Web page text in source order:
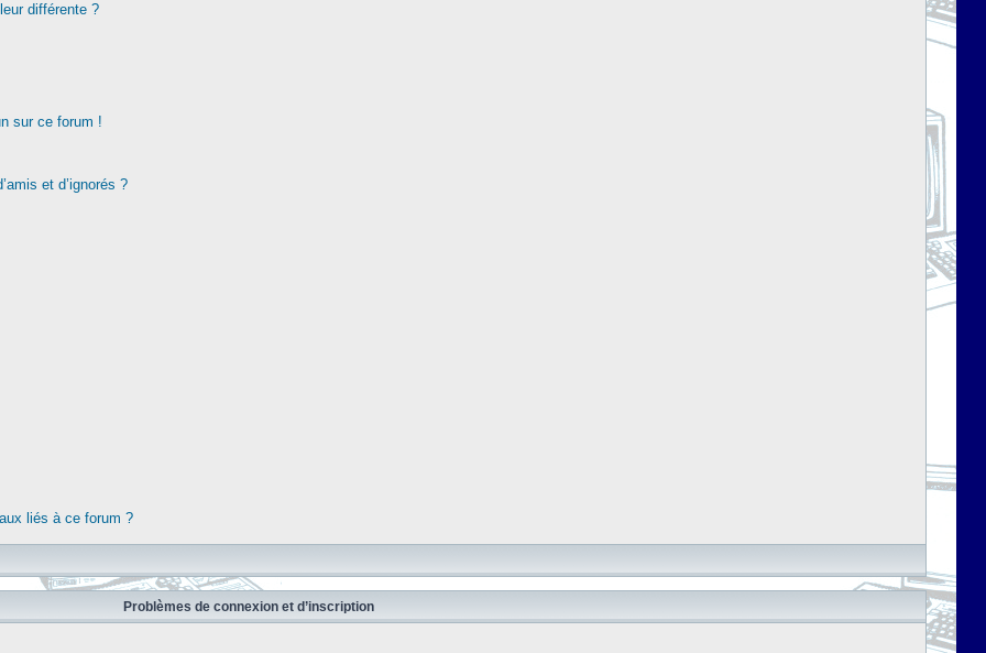
différente ?
sur ce forum !
et d’ignorés ?
liés à ce forum ?
Problèmes de connexion et d’inscription